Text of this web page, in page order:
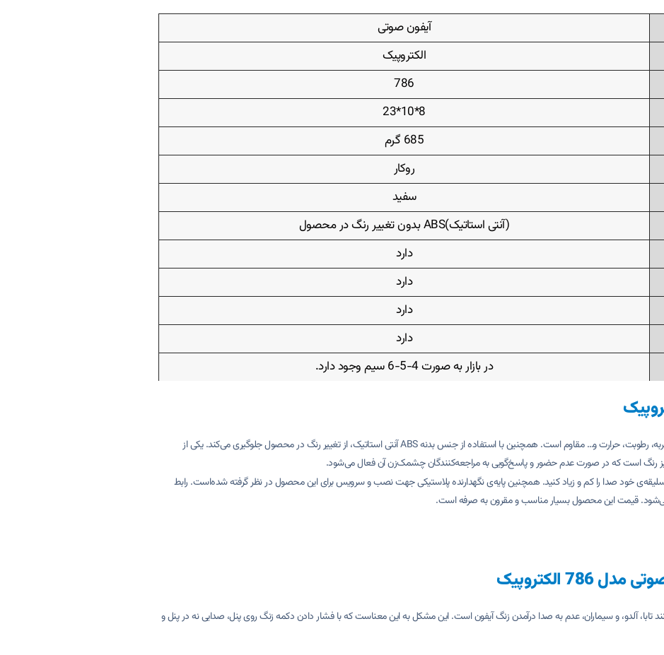
آیفون صوتی
الکتروپیک
786
8*10*23
685 گرم
روکار
سفید
(آنتی استاتیک)ABS بدون تغییر رنگ در محصول
دارد
دارد
دارد
دارد
در بازار به صورت 4-5-6 سیم وجود دارد.
این محصول دارای قاب و بدنه‌ای محکم و مقاوم می‌باشد، که در برابر ضربه، رطوبت، حرارت و… مقاوم است. همچنین با استفاده از جنس بدنه ABS آنتی استاتیک، از تغییر رنگ در محصول جلوگیری می‌کند. یکی از
خود صدا را کم و زیاد کنید. همچنین پایه‌ی نگهدارنده پلاستیکی جهت نصب و سرويس برای این محصول در نظر گرفته شده‌است. رابط
قیمت این محصول بسیار مناسب و مقرون به صرفه است.
الکتروپیک
تابا، آلدو، و سیماران، عدم به صدا درآمدن زنگ آیفون است. این مشکل به این معناست که با فشار دادن دکمه زنگ روی پنل، صدایی نه در پنل و